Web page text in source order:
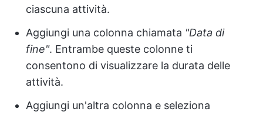
ciascuna attività.
Aggiungi una colonna chiamata "Data di
fine". Entrambe queste colonne ti
consentono di visualizzare la durata delle
attività.
Aggiungi un'altra colonna e seleziona